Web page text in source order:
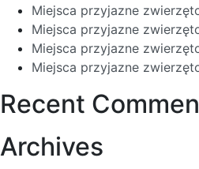
Miejsca przyjazne
Miejsca przyjazne
Miejsca przyjazne
Miejsca przyjazne
Recent
Archives